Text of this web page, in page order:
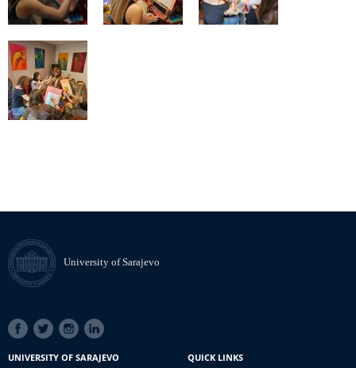
University of Sarajevo
SOCIAL
LINKS
UNIVERSITY OF SARAJEVO
QUICK LINKS